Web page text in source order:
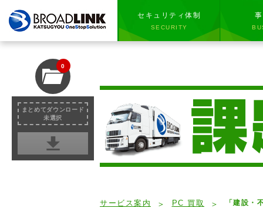
セキュリティ体制
SECURITY
サービス案内 PC 買取 「建設・
0
まとめてダウンロード
未選択